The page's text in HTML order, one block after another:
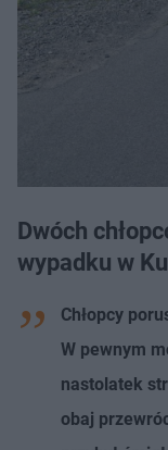
Dwóch
wypadku w
Chłopcy
W pewnym
nastolatek
obaj